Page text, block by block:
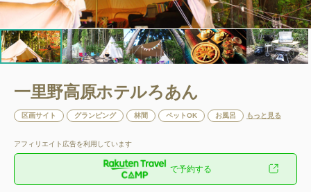
一里野高原ホテルろあん
区画サイト グランピング 林間 ペットOK お風呂 もっと見る
アフィリエイト広告を利用しています
で予約する